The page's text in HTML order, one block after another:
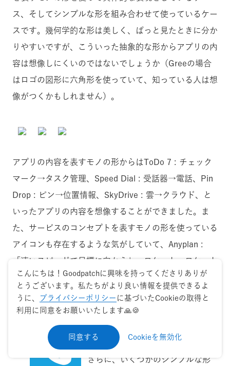
ス、そしてシンプルな形を組み合わせて使っているケー
スです。幾何学的な形は美しく、ぱっと見たときに分か
りやすいですが、こういった抽象的な形からアプリの内
容は想像しにくいのではないでしょうか（Greeの場合
はロゴの図形に六角形を使っていて、知っている人は想
像がつくかもしれません）。
アプリの内容を表すモノの形からはToDo 7 : チェック
マーク→タスク管理、Speed Dial : 受話器→電話、Pin
Drop : ピン→位置情報、SkyDrive : 雲→クラウド、と
いったアプリの内容を想像することができました。ま
た、サービスのコンセプトを表すモノの形を使っている
アイコンも存在するような気がしていて、Anyplan :
「速いスピードで目標に向かう」→ロケット→ロケット
の形というように、コンセプト→モノ→形という流れを
想像しました。
さらに、いくつかのシンプルな形
こんにちは！Goodpatchに興味を持ってくださりありが
とうございます。私たちがより良い情報を提供できるよ
うに、
プライバシーポリシー に基づいたCookieの取得と
利用に同意をお願いいたします🙏🍪
同意する Cookieを無効化